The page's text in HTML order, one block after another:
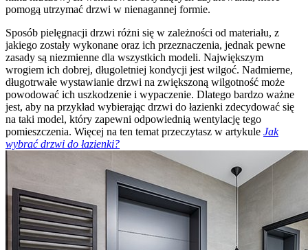
pomogą utrzymać drzwi w nienagannej formie.
Sposób pielęgnacji drzwi różni się w zależności od materiału, z
jakiego zostały wykonane oraz ich przeznaczenia, jednak pewne
zasady są niezmienne dla wszystkich modeli. Największym
wrogiem ich dobrej, długoletniej kondycji jest wilgoć. Nadmierne,
długotrwałe wystawianie drzwi na zwiększoną wilgotność może
powodować ich uszkodzenie i wypaczenie. Dlatego bardzo ważne
jest, aby na przykład wybierając drzwi do łazienki zdecydować się
na taki model, który zapewni odpowiednią wentylację tego
pomieszczenia. Więcej na ten temat przeczytasz w artykule Jak
wybrać drzwi do łazienki?